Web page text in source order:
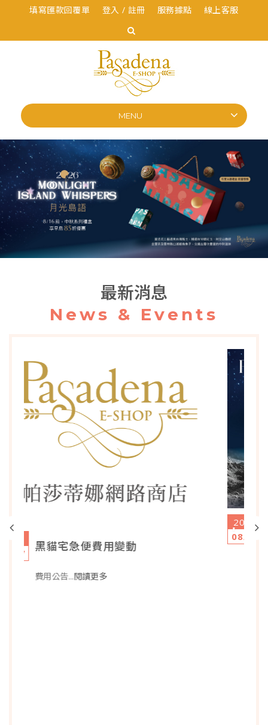
填寫匯款回覆單 登入 / 註冊 服務據點 線上客服
MENU
最新消息
News & Events